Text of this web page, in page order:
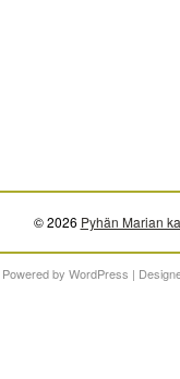
© 2026 Pyhän Marian
Powered by WordPress |